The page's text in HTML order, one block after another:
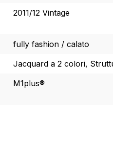
2011/12 Vintage
fully fashion / calato
Jacquard a 2 colori,
M1plus®